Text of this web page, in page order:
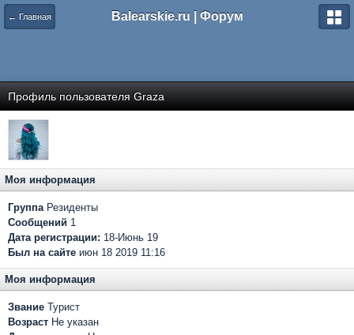
← Главная Balearskie.ru | Форум
Профиль пользователя Graza
Моя информация
ГруппаРезиденты
Сообщений 1
Дата регистрации: 18-Июнь 19
Был на сайте июн 18 2019 11:16
Моя информация
Звание Турист
Возраст Не указан